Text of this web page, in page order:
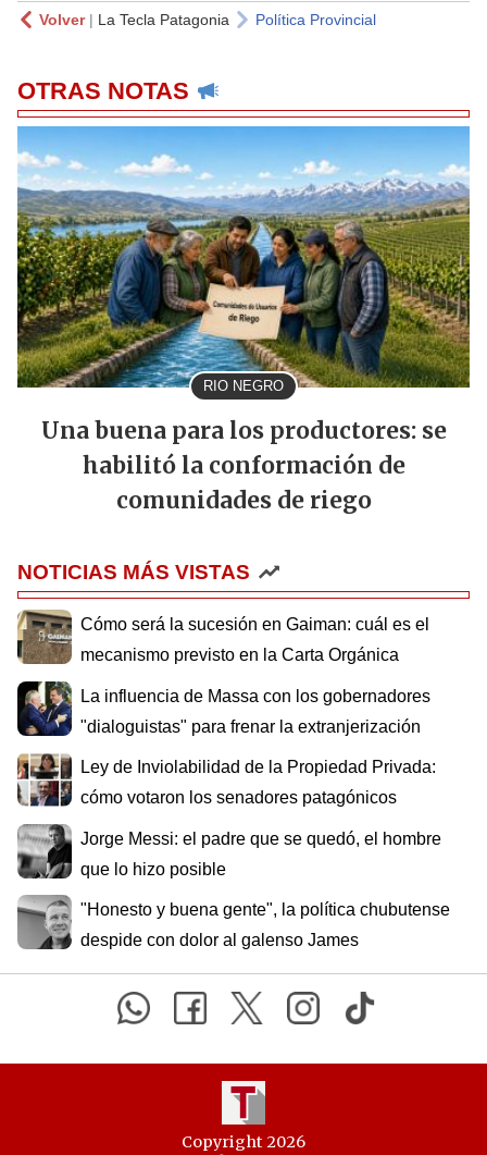
Volver| La Tecla Patagonia Política Provincial
OTRAS NOTAS
RIO NEGRO
Una buena para los productores: se
habilitó la conformación de
comunidades de riego
NOTICIAS MÁS VISTAS
Cómo será la sucesión en Gaiman: cuál es el
mecanismo previsto en la Carta Orgánica
La influencia de Massa con los gobernadores
"dialoguistas" para frenar la extranjerización
Ley de Inviolabilidad de la Propiedad Privada:
cómo votaron los senadores patagónicos
Jorge Messi: el padre que se quedó, el hombre
que lo hizo posible
"Honesto y buena gente", la política chubutense
despide con dolor al galenso James
Copyright 2026